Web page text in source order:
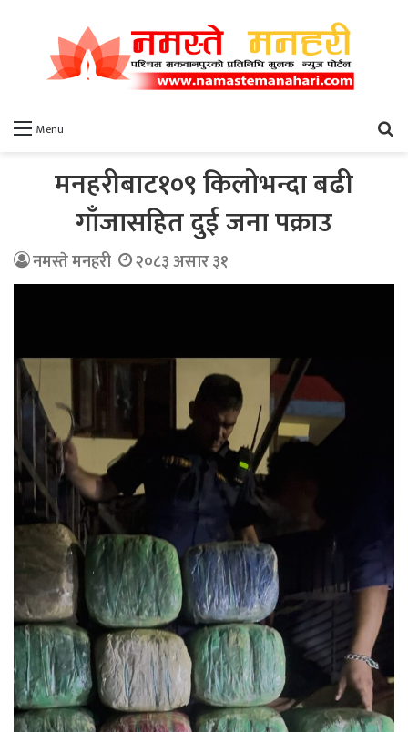
Menu
मनहरीबाट१०९ किलोभन्दा बढी
गाँजासहित दुई जना पक्राउ
नमस्ते मनहरी २०८३ असार ३१